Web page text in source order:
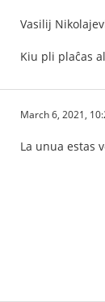
Vasilij
Kiu pli plaĉas
March 6, 2021,
La unua estas